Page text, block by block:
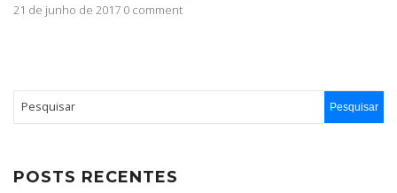
CONTATO
áudio
21 de junho de 2017 0 comment
POSTS RECENTES